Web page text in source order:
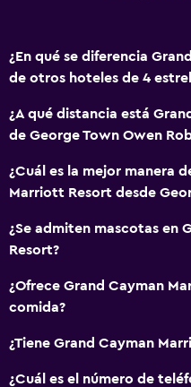
Bar/lounge
Minibar
Desayuno en la habitación
Nevera
Máquina expendedora
Servicios básicos
¿En qué se diferencia
de otros hoteles de 4
¿A qué distancia está
de George Town Owen
¿Cuál es la mejor manera
Marriott Resort desde
¿Se admiten mascotas en
Resort?
¿Ofrece Grand Cayman
comida?
¿Tiene Grand Cayman
¿Cuál es el número de